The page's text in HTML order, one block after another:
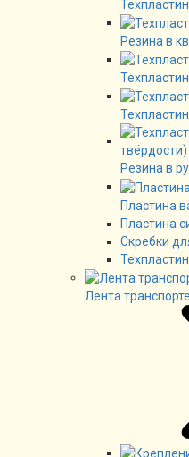
Резина в
Резина в
Пластина
Пластина
Скребки
Лента